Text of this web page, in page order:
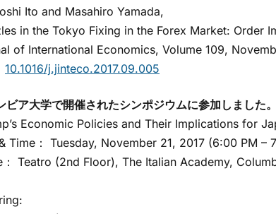
Ito and Masahiro Yamada,
in the Tokyo Fixing in the Forex Market: Order
of International Economics, Volume 109,
10.1016/j.jinteco.2017.09.005
ビア大学で開催されたシンポジウムに参加しました
Economic Policies and Their Implications for
Time： Tuesday, November 21, 2017 (6:00 PM –
Teatro (2nd Floor), The Italian Academy,